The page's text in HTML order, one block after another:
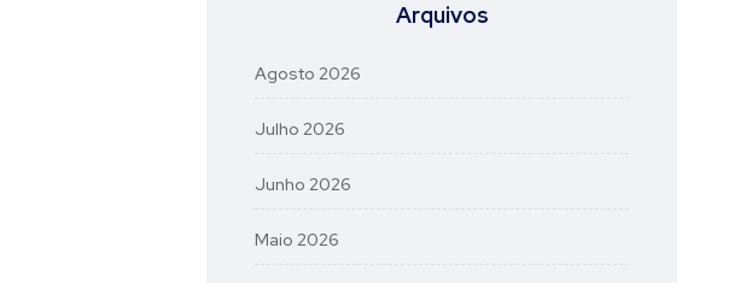
Arquivos
Agosto 2026
Julho 2026
Junho 2026
Maio 2026